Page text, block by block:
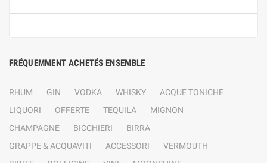
FRÉQUEMMENT ACHETÉS ENSEMBLE
RHUM GIN VODKA WHISKY
ACQUE TONICHE
LIQUORI
OFFERTE TEQUILA
MIGNON
CHAMPAGNE
BICCHIERI
BIRRA
GRAPPE & ACQUAVITI
ACCESSORI
VERMOUTH